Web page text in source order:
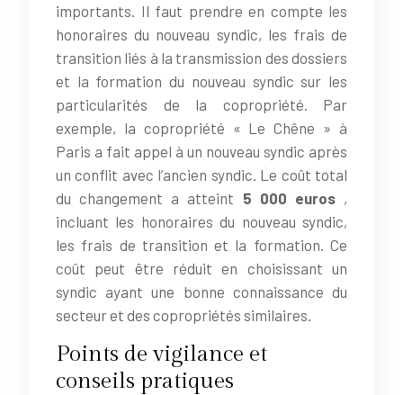
importants. Il faut prendre en compte les
honoraires du nouveau syndic, les frais de
transition liés à la transmission des dossiers
et la formation du nouveau syndic sur les
particularités de la copropriété. Par
exemple, la copropriété « Le Chêne » à
Paris a fait appel à un nouveau syndic après
un conflit avec l’ancien syndic. Le coût total
du changement a atteint 5 000 euros ,
incluant les honoraires du nouveau syndic,
les frais de transition et la formation. Ce
coût peut être réduit en choisissant un
syndic ayant une bonne connaissance du
secteur et des copropriétés similaires.
Points de vigilance et
conseils pratiques